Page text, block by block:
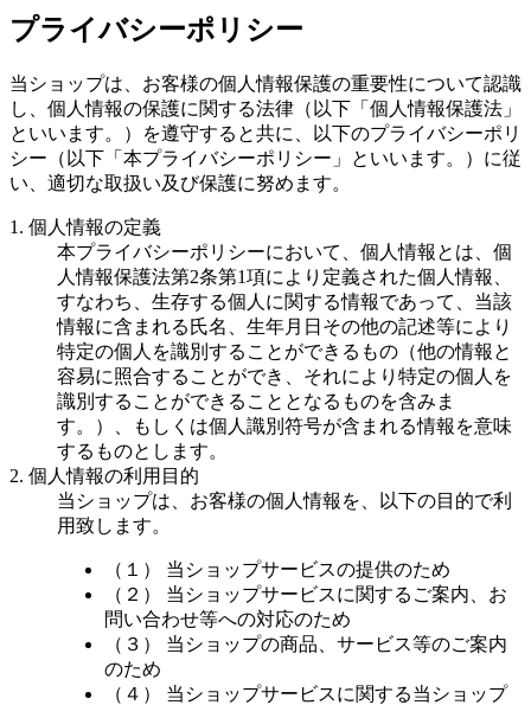
プライバシーポリシー
当ショップは、お客様の個人情報保護の重要性について認識
し、個人情報の保護に関する法律（以下「個人情報保護法」
といいます。）を遵守すると共に、以下のプライバシーポリ
シー（以下「本プライバシーポリシー」といいます。）に従
い、適切な取扱い及び保護に努めます。
1. 個人情報の定義
本プライバシーポリシーにおいて、個人情報とは、個
人情報保護法第2条第1項により定義された個人情報、
すなわち、生存する個人に関する情報であって、当該
情報に含まれる氏名、生年月日その他の記述等により
特定の個人を識別することができるもの（他の情報と
容易に照合することができ、それにより特定の個人を
識別することができることとなるものを含みま
す。）、もしくは個人識別符号が含まれる情報を意味
するものとします。
2. 個人情報の利用目的
当ショップは、お客様の個人情報を、以下の目的で利
用致します。
（１） 当ショップサービスの提供のため
（２） 当ショップサービスに関するご案内、お
問い合わせ等への対応のため
（３） 当ショップの商品、サービス等のご案内
のため
（４） 当ショップサービスに関する当ショップ